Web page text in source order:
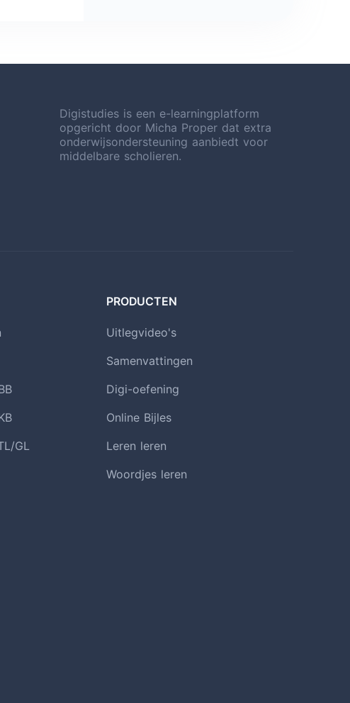
Digistudies is een e-learningplatform
opgericht door Micha Proper dat extra
onderwijsondersteuning aanbiedt voor
middelbare scholieren.
GL
PRODUCTEN
Uitlegvideo's
Samenvattingen
Digi-oefening
Online Bijles
Leren leren
Woordjes leren